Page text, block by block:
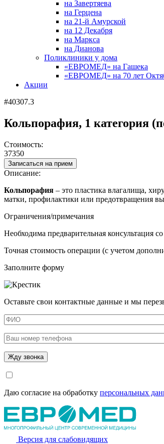
на Завертяева
на Герцена
на 21-й Амурской
на 12 Декабря
на Маркса
на Дианова
Поликлиники у дома
«ЕВРОМЕД» на Гашека
«ЕВРОМЕД» на 70 лет
Акции
#40307.3
Кольпорафия, 1 категория
Стоимость:
37350
Записаться на прием
Описание:
Кольпорафия – это пластика влагалища,
матки, профилактики или предотвращения
Ограничения/примечания
Необходима предварительная консультация
Точная стоимость операции (с учетом
Заполните форму
Оставьте свои контактные данные и мы
Даю согласие на обработку персональных
Версия для слабовидящих